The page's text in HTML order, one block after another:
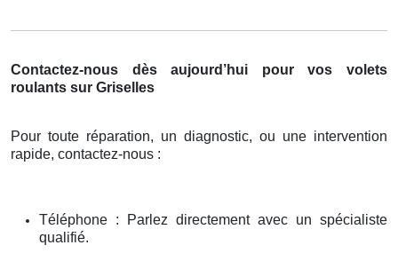
Contactez-nous dès aujourd’hui pour vos volets
roulants sur Griselles
Pour toute réparation, un diagnostic, ou une intervention
rapide, contactez-nous :
Téléphone : Parlez directement avec un spécialiste
qualifié.